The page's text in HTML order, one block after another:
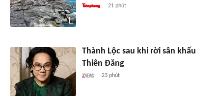
21 phút
Thành Lộc sau khi rời sân khấu
Thiên Đăng
23 phút